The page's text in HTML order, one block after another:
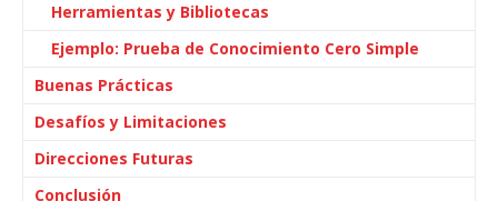
Herramientas y Bibliotecas
Ejemplo: Prueba de Conocimiento Cero Simple
Buenas Prácticas
Desafíos y Limitaciones
Direcciones Futuras
Conclusión